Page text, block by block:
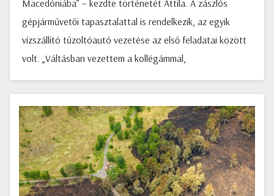
Macedóniába” – kezdte történetét Attila. A zászlós
gépjárművetői tapasztalattal is rendelkezik, az egyik
vízszállító tűzoltóautó vezetése az első feladatai között
volt. „Váltásban vezettem a kollégámmal,